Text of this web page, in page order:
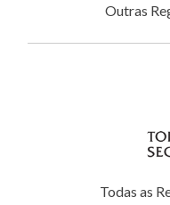
Outras
Todas as